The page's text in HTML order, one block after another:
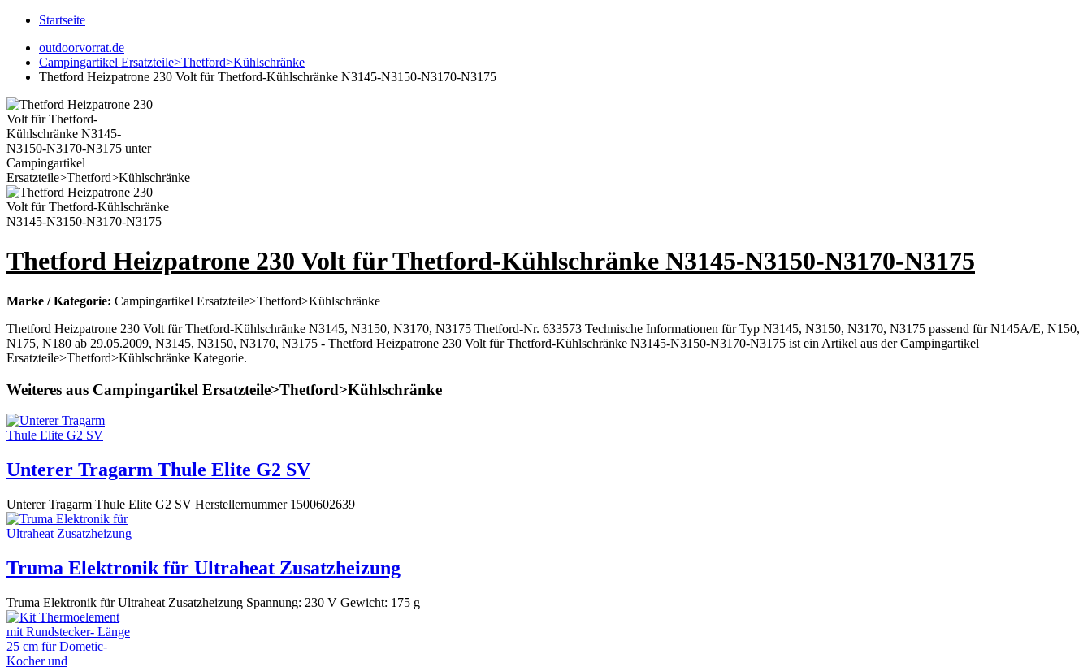
Startseite
outdoorvorrat.de
Campingartikel Ersatzteile>Thetford>Kühlschränke
Thetford Heizpatrone 230 Volt für Thetford-Kühlschränke N3145-N3150-N3170-N3175
Thetford Heizpatrone 230 Volt für Thetford-Kühlschränke N3145-N3150-N3170-N3175
Marke / Kategorie: Campingartikel Ersatzteile>Thetford>Kühlschränke
Thetford Heizpatrone 230 Volt für Thetford-Kühlschränke N3145, N3150, N3170, N3175 Thetford-Nr. 633573 Technische Informationen für Typ N3145, N3150, N3170, N3175 passend für N145A/E, N150,
N175, N180 ab 29.05.2009, N3145, N3150, N3170, N3175 - Thetford Heizpatrone 230 Volt für Thetford-Kühlschränke N3145-N3150-N3170-N3175 ist ein Artikel aus der Campingartikel
Ersatzteile>Thetford>Kühlschränke Kategorie.
Weiteres aus Campingartikel Ersatzteile>Thetford>Kühlschränke
Unterer Tragarm Thule Elite G2 SV
Unterer Tragarm Thule Elite G2 SV Herstellernummer 1500602639
Truma Elektronik für Ultraheat Zusatzheizung
Truma Elektronik für Ultraheat Zusatzheizung Spannung: 230 V Gewicht: 175 g